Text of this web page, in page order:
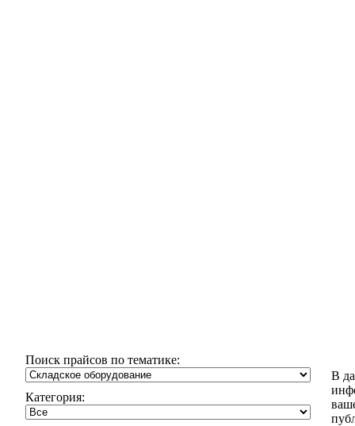
Поиск прайсов по тематике:
Категория:
В